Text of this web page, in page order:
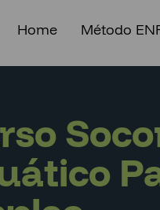
Home Método